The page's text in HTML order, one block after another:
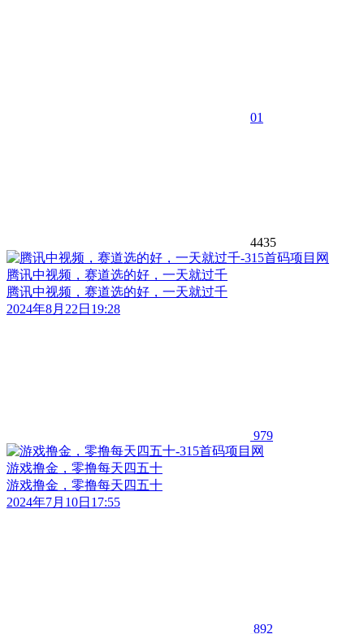
01
4435
腾讯中视频，赛道选的好，一天就过千
腾讯中视频，赛道选的好，一天就过千
2024年8月22日19:28
979
游戏撸金，零撸每天四五十
游戏撸金，零撸每天四五十
2024年7月10日17:55
892